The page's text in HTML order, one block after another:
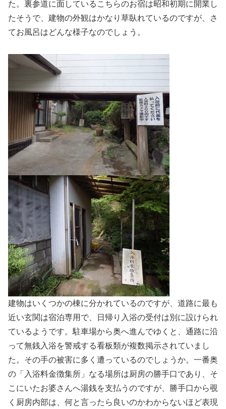
た。裏参道に面しているこちらのお宿は昭和初期に開業し
たそうで、建物の外観はかなり草臥れているのですが、さ
てお風呂はどんな様子なのでしょう。
建物はいくつかの棟に分かれているのですが、道路に最も
近い玄関は宿泊専用で、日帰り入浴の受付は別に設けられ
ているようです。駐車場から奥へ進んでゆくと、通路に沿
って無銭入浴を警戒する看板類が複数掲示されていまし
た。その手の被害に多く遭っているのでしょうか。一番奥
の「入浴料金徴集所」なる場所は厨房の勝手口であり、そ
こにいたお婆さんへ湯銭を支払うのですが、勝手口から覗
く厨房内部は、何と言ったら良いのかわからないほど表現